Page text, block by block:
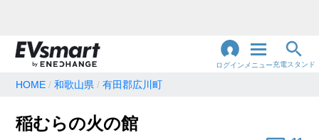
ログイン メニュー充電スタンド
地名・観光スポット・住所
HOME 和歌山県 有田郡広川町
稲むらの火の館